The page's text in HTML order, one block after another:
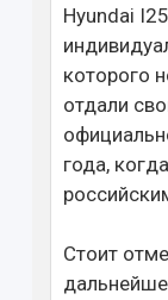
Hyundai
которого
отдали
года,
Стоит